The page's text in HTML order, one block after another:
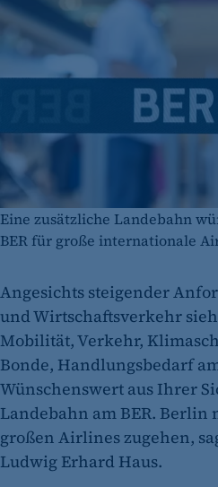
Eine zusätzliche Landebahn
BER für große internationale
Angesichts steigender
und Wirtschaftsverkehr
Mobilität, Verkehr,
Bonde, Handlungsbedarf
Wünschenswert aus Ihrer
Landebahn am BER. Berlin
großen Airlines zugehen,
Ludwig Erhard Haus.